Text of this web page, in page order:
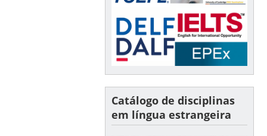
Catálogo de disciplinas
em língua estrangeira